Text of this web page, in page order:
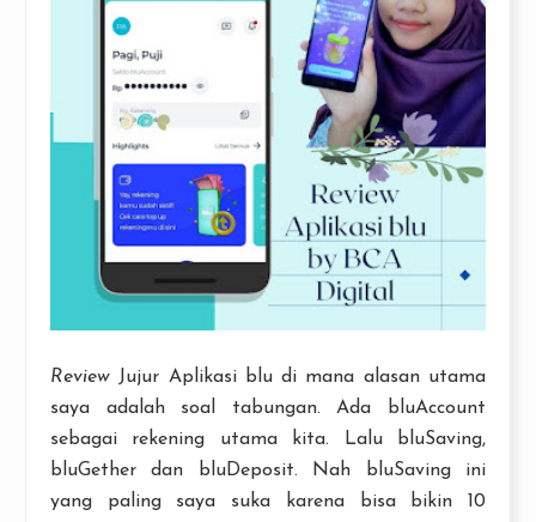
Review Jujur Aplikasi blu di mana alasan utama
saya adalah soal tabungan. Ada bluAccount
sebagai rekening utama kita. Lalu bluSaving,
bluGether dan bluDeposit. Nah bluSaving ini
yang paling saya suka karena bisa bikin 10